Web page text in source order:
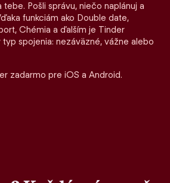
Pošli správu, niečo naplánuj a
funkciám ako Double date,
Chémia a ďalším je Tinder
spojenia: nezáväzné, vážne alebo
zadarmo pre iOS a Android.